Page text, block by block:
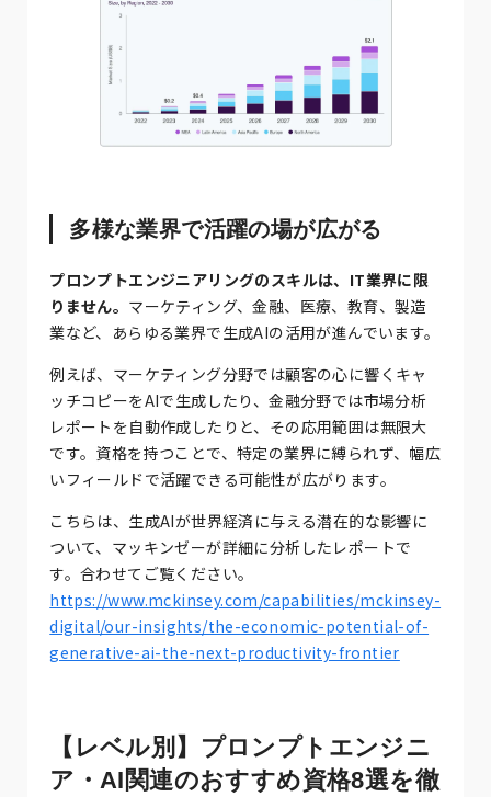
多様な業界で活躍の場が広がる
プロンプトエンジニアリングのスキルは、IT業界に限
りません。 マーケティング、金融、医療、教育、製造
業など、あらゆる業界で生成AIの活用が進んでいます。
例えば、マーケティング分野では顧客の心に響くキャ
ッチコピーをAIで生成したり、金融分野では市場分析
レポートを自動作成したりと、その応用範囲は無限大
です。資格を持つことで、特定の業界に縛られず、幅広
いフィールドで活躍できる可能性が広がります。
こちらは、生成AIが世界経済に与える潜在的な影響に
ついて、マッキンゼーが詳細に分析したレポートで
す。合わせてご覧ください。
https://www.mckinsey.com/capabilities/mckinsey-
digital/our-insights/the-economic-potential-of-
generative-ai-the-next-productivity-frontier
【レベル別】プロンプトエンジニ
ア・AI関連のおすすめ資格8選を徹